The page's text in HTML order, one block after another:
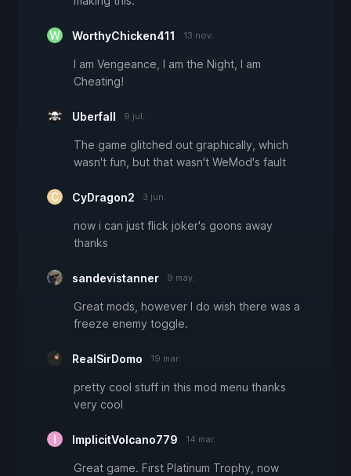
WorthyChicken411 13 nov.
I am Vengeance, I am the Night, I am
Cheating!
Uberfall 9 jul.
The game glitched out graphically, which
wasn't fun, but that wasn't WeMod's fault
CyDragon2 3 jun.
now i can just flick joker's goons away
thanks
sandevistanner 9 may.
Great mods, however I do wish there was a
freeze enemy toggle.
RealSirDomo 19 mar.
pretty cool stuff in this mod menu thanks
very cool
ImplicitVolcano779 14 mar.
Great game. First Platinum Trophy, now